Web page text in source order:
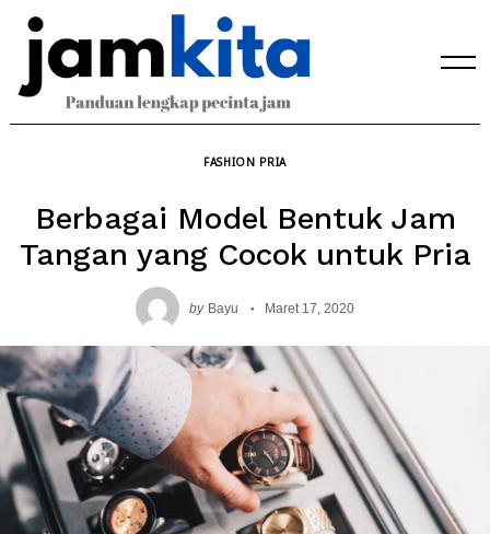
Skip
content
FASHION PRIA
Berbagai Model Bentuk Jam
Tangan yang Cocok untuk Pria
by Bayu Maret 17, 2020